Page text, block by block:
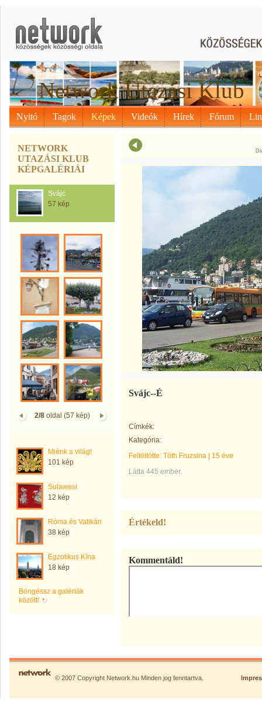
Network Utazási Klub
Nyitó Tagok Képek Videók Hírek Fórum
NETWORK
UTAZÁSI KLUB
KÉPGALÉRIÁI
Svájc
57 kép
2/8oldal (57 kép)
Miénk a világ!
101 kép
Sulawesi
12 kép
Róma és Vatikán
38 kép
Egzotikus Kína
18 kép
Böngéssz a galériák
között!
Svájc--É
Címkék:
Kategória:
Feltöltötte: Tóth Fruzsina
15 éve
Látta 445 ember.
Értékeld!
Kommentáld!
© 2007 Copyright Network.hu Minden jog fenntartva.